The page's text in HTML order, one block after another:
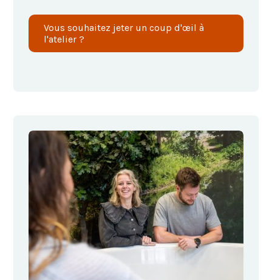
Vous souhaitez jeter un coup d'œil à
l'atelier ?